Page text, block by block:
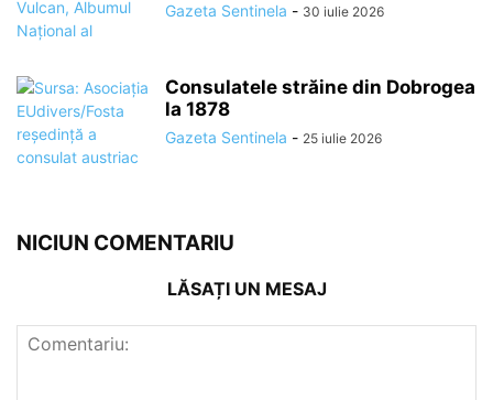
Gazeta Sentinela - 30 iulie 2026
Consulatele străine din Dobrogea
la 1878
Gazeta Sentinela - 25 iulie 2026
NICIUN COMENTARIU
LĂSAȚI UN MESAJ